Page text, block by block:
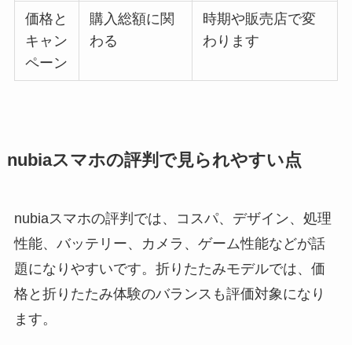
価格と
キャン
ペーン
購入総額に関
わる
時期や販売店で変
わります
nubiaスマホの評判で見られやすい点
nubiaスマホの評判では、コスパ、デザイン、処理
性能、バッテリー、カメラ、ゲーム性能などが話
題になりやすいです。折りたたみモデルでは、価
格と折りたたみ体験のバランスも評価対象になり
ます。